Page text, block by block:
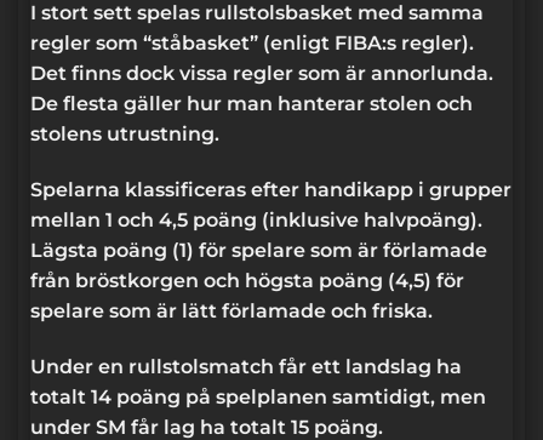
I stort sett spelas rullstolsbasket med samma
regler som “ståbasket” (enligt FIBA:s regler).
Det finns dock vissa regler som är annorlunda.
De flesta gäller hur man hanterar stolen och
stolens utrustning.
Spelarna klassificeras efter handikapp i grupper
mellan 1 och 4,5 poäng (inklusive halvpoäng).
Lägsta poäng (1) för spelare som är förlamade
från bröstkorgen och högsta poäng (4,5) för
spelare som är lätt förlamade och friska.
Under en rullstolsmatch får ett landslag ha
totalt 14 poäng på spelplanen samtidigt, men
under SM får lag ha totalt 15 poäng.